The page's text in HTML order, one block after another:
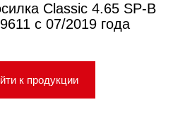
Classic 4.65 SP-B
с 07/2019 года
к продукции